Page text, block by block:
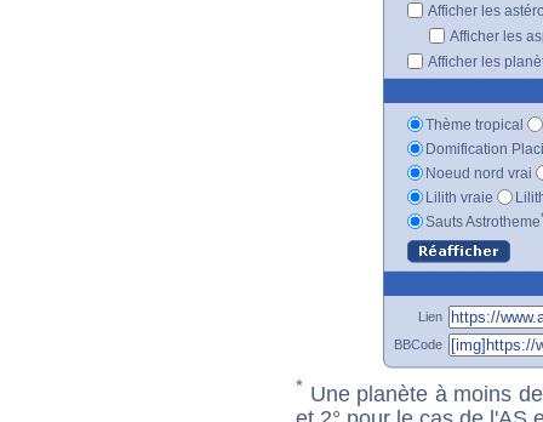
Afficher les
Afficher les
Afficher les
Thème tropical
Domification
Noeud nord vrai
Lilith vraie
Sauts Astrotheme
Lien
BBCode
* Une planète à moins